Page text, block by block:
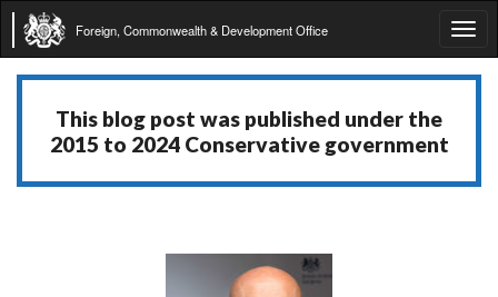
Foreign, Commonwealth & Development Office
This blog post was published under the
2015 to 2024 Conservative government